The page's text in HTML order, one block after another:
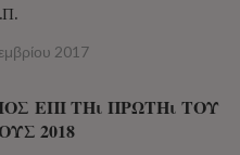
2017
ΕΠΙ ΤΗι ΠΡΩΤΗι ΤΟΥ
2018